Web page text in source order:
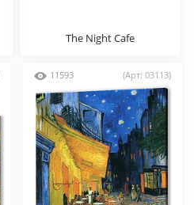
The Night Cafe
11593 (Арт: 03113)